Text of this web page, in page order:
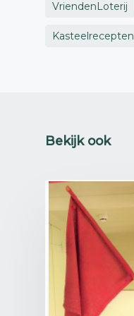
VriendenLoterij
Kasteelrecepten
Bekijk ook